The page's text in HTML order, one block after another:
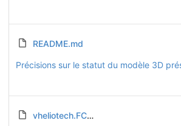
README.md
vheliotech.FCStd